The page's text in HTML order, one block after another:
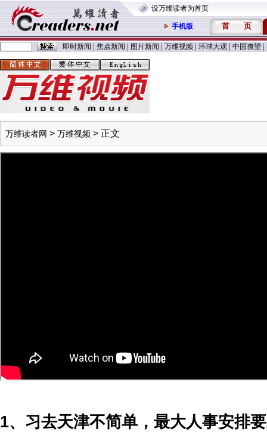
设万维读者为首页
手机版 首 页
即时新闻 焦点新闻 图片新闻 万维视频 环球大观 中国嘹望
万维读者网 > 万维视频 > 正文
1、习去天津不简单，最大人事安排